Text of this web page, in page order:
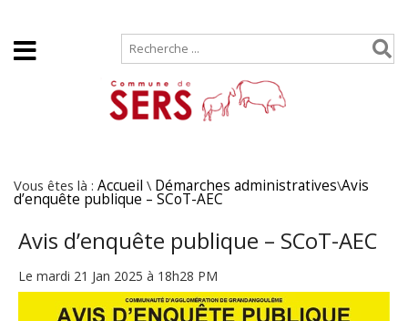
Vous êtes là : Accueil \ Démarches administratives\Avis
d’enquête publique – SCoT-AEC
Avis d’enquête publique – SCoT-AEC
Le mardi 21 Jan 2025 à 18h28 PM